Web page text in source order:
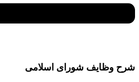
شرح وظایف شورای اسلامی